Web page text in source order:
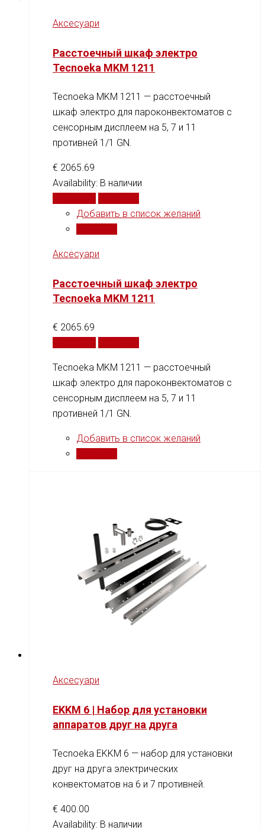
Аксесуари
Расстоечный шкаф электро
Tecnoeka MKM 1211
Tecnoeka MKM 1211 — расстоечный
шкаф электро для пароконвектоматов с
сенсорным дисплеем на 5, 7 и 11
противней 1/1 GN.
€ 2065.69
Availability: В наличии
Добавить в список желаний
Аксесуари
Расстоечный шкаф электро
Tecnoeka MKM 1211
€ 2065.69
Tecnoeka MKM 1211 — расстоечный
шкаф электро для пароконвектоматов с
сенсорным дисплеем на 5, 7 и 11
противней 1/1 GN.
Добавить в список желаний
Аксесуари
EKKM 6 | Набор для установки
аппаратов друг на друга
Tecnoeka EKKM 6 — набор для установки
друг на друга электрических
конвектоматов на 6 и 7 противней.
€ 400.00
Availability: В наличии